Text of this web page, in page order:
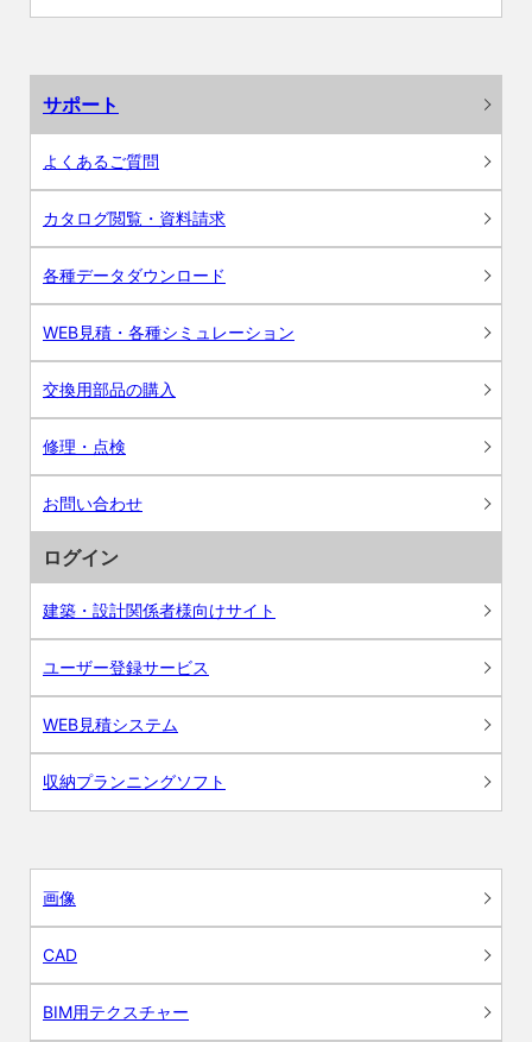
サポート
よくあるご質問
カタログ閲覧・資料請求
各種データダウンロード
WEB見積・各種シミュレーション
交換用部品の購入
修理・点検
お問い合わせ
ログイン
建築・設計関係者様向けサイト
ユーザー登録サービス
WEB見積システム
収納プランニングソフト
画像
CAD
BIM用テクスチャー